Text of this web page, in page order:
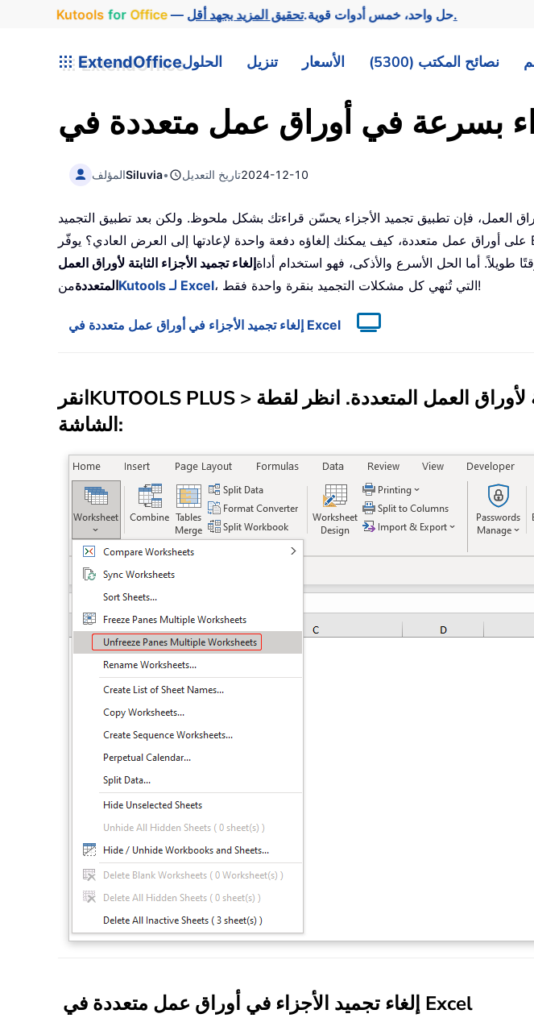
Kutools for Office — حل واحد، خمس أدوات قوية.
ExtendOfficeالحلول تنزيل الأسعار نصائح المكتب (5300)
المؤلفSiluvia• تاريخ التعديل2024-12-10
العمل، فإن تطبيق تجميد الأجزاء يحسّن قراءتك بشكل ملحوظ. ولكن بعد تطبيق التجميد
على أوراق عمل متعددة، كيف يمكنك إلغاؤه دفعة واحدة لإعادتها إلى العرض العادي؟ يوفّر Excel خاصية «إلغاء تجميد الأجزاء»، لكنها تتيح لك إلغاء
أما الحل الأسرع والأذكى، فهو استخدام أداةإلغاء تجميد الأجزاء الثابتة لأوراق العمل
المتعددةمن Kutools لـ Excel ، التي تُنهي كل مشكلات التجميد بنقرة واحدة فقط!
إلغاء تجميد الأجزاء في أوراق عمل متعددة في Excel
انقرKUTOOLS PLUS > لأوراق العمل المتعددة. انظر لقطة
الشاشة:
إلغاء تجميد الأجزاء في أوراق عمل متعددة في Excel